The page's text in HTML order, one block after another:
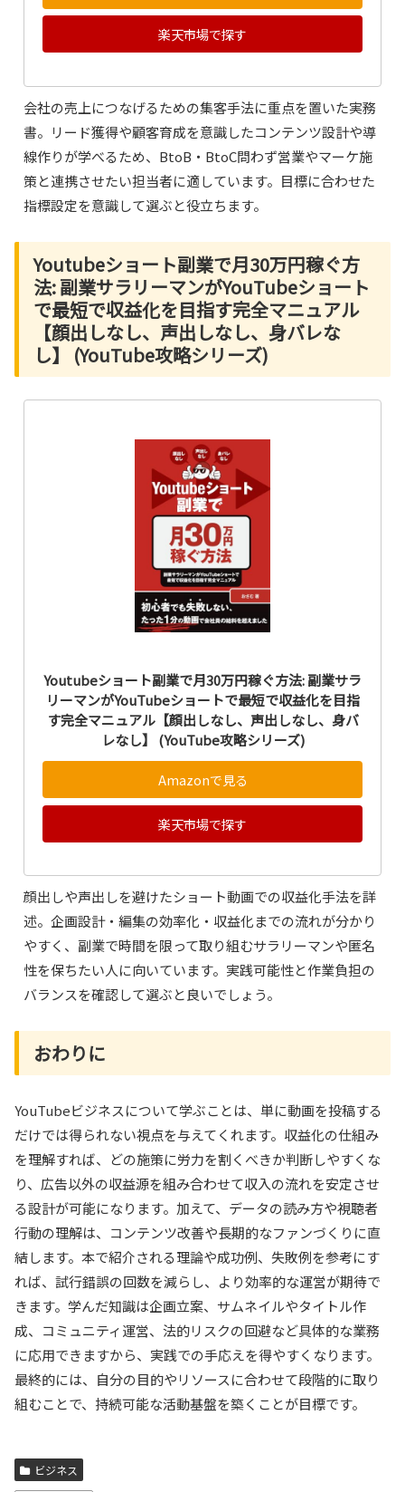
楽天市場で探す
会社の売上につなげるための集客手法に重点を置いた実務
書。リード獲得や顧客育成を意識したコンテンツ設計や導
線作りが学べるため、BtoB・BtoC問わず営業やマーケ施
策と連携させたい担当者に適しています。目標に合わせた
指標設定を意識して選ぶと役立ちます。
Youtubeショート副業で月30万円稼ぐ方
法: 副業サラリーマンがYouTubeショート
で最短で収益化を目指す完全マニュアル
【顔出しなし、声出しなし、身バレな
し】 (YouTube攻略シリーズ)
Youtubeショート副業で月30万円稼ぐ方法: 副業サラ
リーマンがYouTubeショートで最短で収益化を目指
す完全マニュアル【顔出しなし、声出しなし、身バ
レなし】 (YouTube攻略シリーズ)
Amazonで見る
楽天市場で探す
顔出しや声出しを避けたショート動画での収益化手法を詳
述。企画設計・編集の効率化・収益化までの流れが分かり
やすく、副業で時間を限って取り組むサラリーマンや匿名
性を保ちたい人に向いています。実践可能性と作業負担の
バランスを確認して選ぶと良いでしょう。
おわりに
YouTubeビジネスについて学ぶことは、単に動画を投稿する
だけでは得られない視点を与えてくれます。収益化の仕組み
を理解すれば、どの施策に労力を割くべきか判断しやすくな
り、広告以外の収益源を組み合わせて収入の流れを安定させ
る設計が可能になります。加えて、データの読み方や視聴者
行動の理解は、コンテンツ改善や長期的なファンづくりに直
結します。本で紹介される理論や成功例、失敗例を参考にす
れば、試行錯誤の回数を減らし、より効率的な運営が期待で
きます。学んだ知識は企画立案、サムネイルやタイトル作
成、コミュニティ運営、法的リスクの回避など具体的な業務
に応用できますから、実践での手応えを得やすくなります。
最終的には、自分の目的やリソースに合わせて段階的に取り
組むことで、持続可能な活動基盤を築くことが目標です。
ビジネス